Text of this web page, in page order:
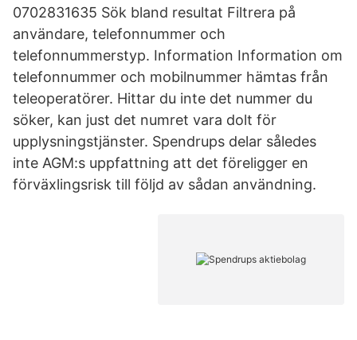
0702831635 Sök bland resultat Filtrera på
användare, telefonnummer och
telefonnummerstyp. Information Information om
telefonnummer och mobilnummer hämtas från
teleoperatörer. Hittar du inte det nummer du
söker, kan just det numret vara dolt för
upplysningstjänster. Spendrups delar således
inte AGM:s uppfattning att det föreligger en
förväxlingsrisk till följd av sådan användning.